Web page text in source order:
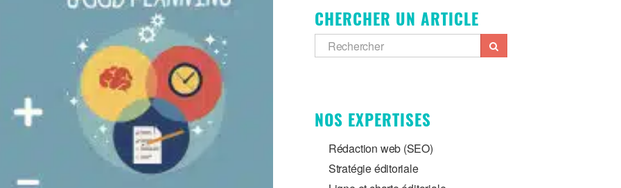
CHERCHER UN ARTICLE
NOS EXPERTISES
Rédaction web (SEO)
Stratégie éditoriale